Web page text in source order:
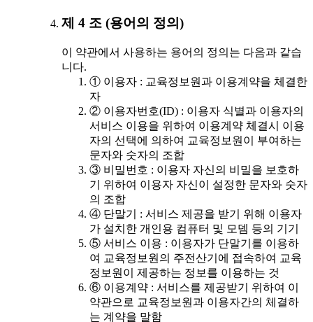
제 4 조 (용어의 정의)
이 약관에서 사용하는 용어의 정의는 다음과 같습
니다.
① 이용자 : 교육정보원과 이용계약을 체결한
자
② 이용자번호(ID) : 이용자 식별과 이용자의
서비스 이용을 위하여 이용계약 체결시 이용
자의 선택에 의하여 교육정보원이 부여하는
문자와 숫자의 조합
③ 비밀번호 : 이용자 자신의 비밀을 보호하
기 위하여 이용자 자신이 설정한 문자와 숫자
의 조합
④ 단말기 : 서비스 제공을 받기 위해 이용자
가 설치한 개인용 컴퓨터 및 모뎀 등의 기기
⑤ 서비스 이용 : 이용자가 단말기를 이용하
여 교육정보원의 주전산기에 접속하여 교육
정보원이 제공하는 정보를 이용하는 것
⑥ 이용계약 : 서비스를 제공받기 위하여 이
약관으로 교육정보원과 이용자간의 체결하
는 계약을 말함